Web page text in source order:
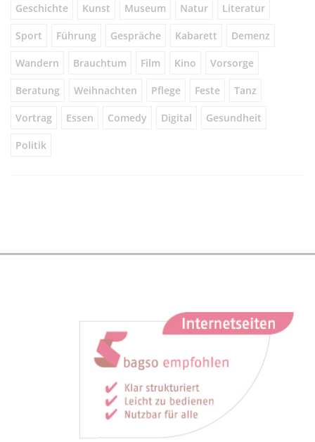
Geschichte Kunst Museum Natur Literatur
Sport Führung Gespräche Kabarett Demenz
Wandern Brauchtum Film Kino Vorsorge
Beratung Weihnachten Pflege Feste Tanz
Vortrag Essen Comedy Digital Gesundheit
Politik